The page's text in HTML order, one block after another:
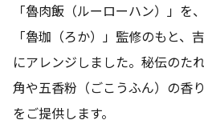
「魯肉飯（ルーローハン）」を
「魯珈（ろか）」監修のもと、
にアレンジしました。秘伝のた
角や五香粉（ごこうふん）の香
をご提供します。